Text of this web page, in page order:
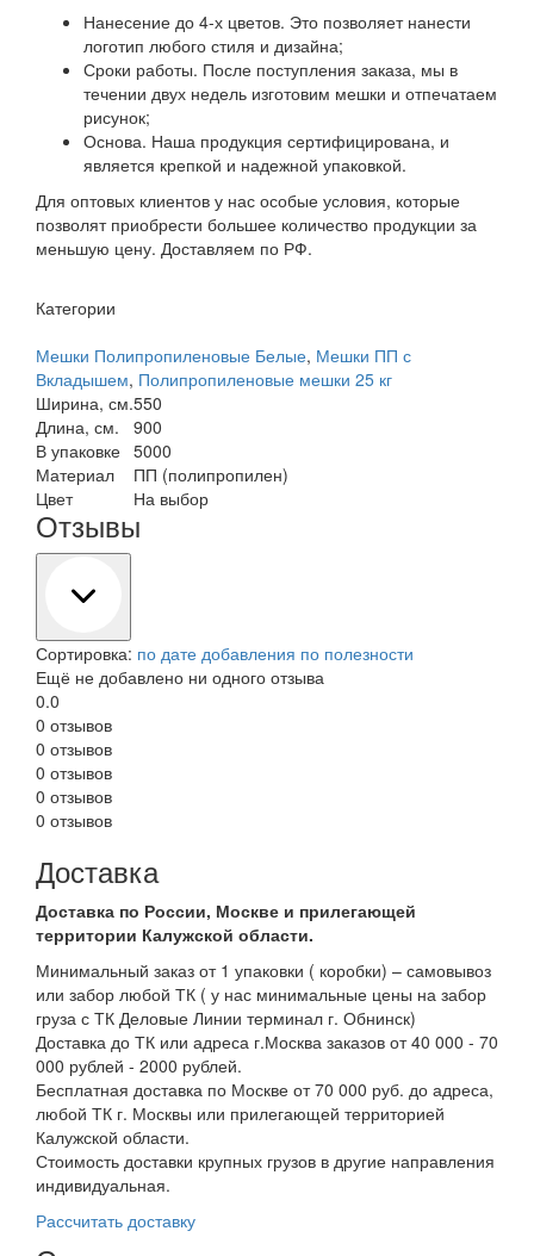
Нанесение до 4-х цветов. Это позволяет нанести
логотип любого стиля и дизайна;
Сроки работы. После поступления заказа, мы в
течении двух недель изготовим мешки и отпечатаем
рисунок;
Основа. Наша продукция сертифицирована, и
является крепкой и надежной упаковкой.
Для оптовых клиентов у нас особые условия, которые
позволят приобрести большее количество продукции за
меньшую цену. Доставляем по РФ.
Категории
Мешки Полипропиленовые Белые, Мешки ПП с
Вкладышем, Полипропиленовые мешки 25 кг
Ширина, см.550
Длина, см.
900
В упаковке 5000
Материал
ПП (полипропилен)
Цвет
На выбор
Отзывы
Сортировка: по дате добавления по полезности
Ещё не добавлено ни одного отзыва
0.0
0 отзывов
0 отзывов
0 отзывов
0 отзывов
0 отзывов
Доставка
Доставка по России, Москве и прилегающей
территории Калужской области.
Минимальный заказ от 1 упаковки ( коробки) – самовывоз
или забор любой ТК ( у нас минимальные цены на забор
груза с ТК Деловые Линии терминал г. Обнинск)
Доставка до ТК или адреса г.Москва заказов от 40 000 - 70
000 рублей - 2000 рублей.
Бесплатная доставка по Москве от 70 000 руб. до адреса,
любой ТК г. Москвы или прилегающей территорией
Калужской области.
Стоимость доставки крупных грузов в другие направления
индивидуальная.
Рассчитать доставку